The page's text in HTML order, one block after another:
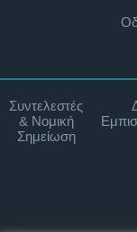
Συντελεστές
& Νομική
Σημείωση